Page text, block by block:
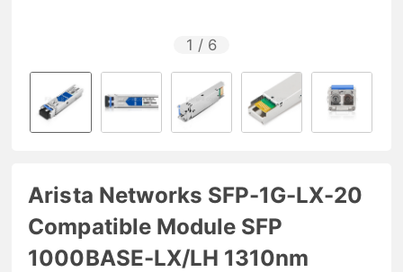
1 / 6
Arista Networks SFP-1G-LX-20
Compatible Module SFP
1000BASE-LX/LH 1310nm